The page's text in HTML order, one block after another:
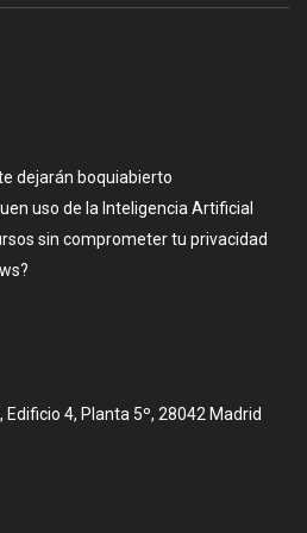
dejarán boquiabierto
uso de la Inteligencia Artificial
sin comprometer tu privacidad
Edificio 4, Planta 5º, 28042 Madrid